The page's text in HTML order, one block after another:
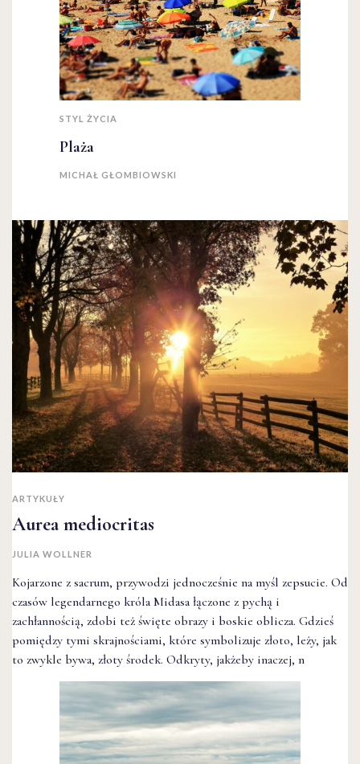
STYL ŻYCIA
Plaża
MICHAŁ GŁOMBIOWSKI
ARTYKUŁY
Aurea mediocritas
JULIA WOLLNER
Kojarzone z sacrum, przywodzi jednocześnie na myśl zepsucie. Od
czasów legendarnego króla Midasa łączone z pychą i
zachłannością, zdobi też święte obrazy i boskie oblicza. Gdzieś
pomiędzy tymi skrajnościami, które symbolizuje złoto, leży, jak
to zwykle bywa, złoty środek. Odkryty, jakżeby inaczej, n